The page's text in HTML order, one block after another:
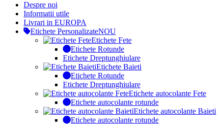
Despre noi
Informatii utile
Livrari in EUROPA
Etichete PersonalizateNOU
Etichete Fete
Etichete Rotunde
Etichete Dreptunghiulare
Etichete Baieti
Etichete Rotunde
Etichete Dreptunghiulare
Etichete autocolante Fete
Etichete autocolante rotunde
Etichete autocolante Baieti
Etichete autocolante rotunde